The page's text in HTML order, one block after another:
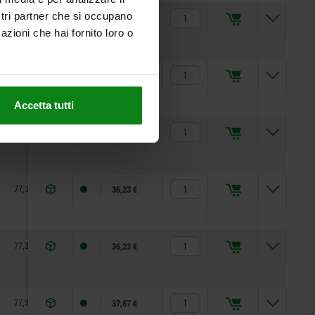
partner che si occupano
che hai fornito loro o
Accetta tutti
68,6 95 11,233,51 €
68,6 95 11,234,12 €
77,3 13,236,23 €
77,3 13,236,23 €
77,3 13,237,67 €